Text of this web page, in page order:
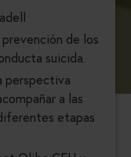
de los
suicida.
perspectiva
a las
etapas